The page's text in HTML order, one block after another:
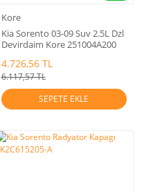
Kore
Kia Sorento 03-09 Suv 2.5L Dzl
Devirdaim Kore 251004A200
4.726,56 TL
6.117,57 TL
SEPETE EKLE